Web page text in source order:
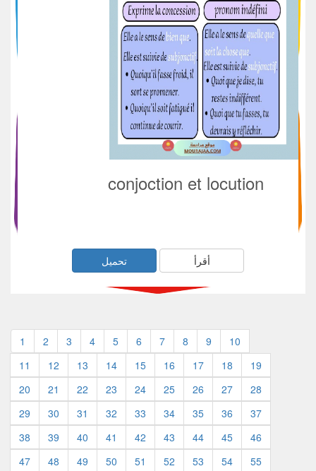
conjoction et locution
أقرأ تحميل
1 2 3 4 5 6 7 8 9
10
11
12 13 14 15 16 17 18
19
20
21 22 23 24 25 26 27
28
29
30 31 32 33 34 35 36
37
38
39 40 41 42 43 44 45
46
47
48 49 50 51 52 53 54
55